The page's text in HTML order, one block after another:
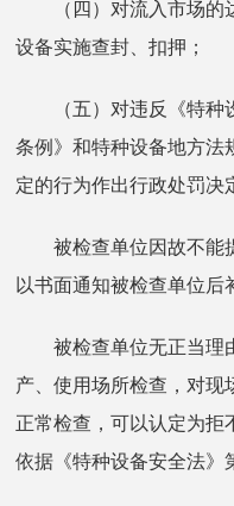
（四）对流入市场的
设备实施查封、扣押；
（五）对违反《特种
条例》和特种设备地方法
定的行为作出行政处罚决
被检查单位因故不能
以书面通知被检查单位后
被检查单位无正当理
产、使用场所检查，对现
正常检查，可以认定为拒
依据《特种设备安全法》